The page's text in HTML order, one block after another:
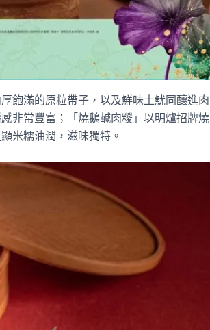
飽滿的原粒帶子，以及鮮味土魷同釀進肉
非常豐富；「燒鵝鹹肉糉」以明爐招牌燒
米糯油潤，滋味獨特。